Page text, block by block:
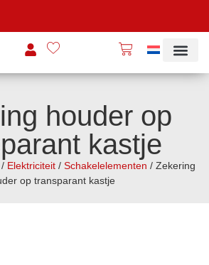
houder op
kastje
Elektriciteit/ Schakelelementen / Zekering
op transparant kastje